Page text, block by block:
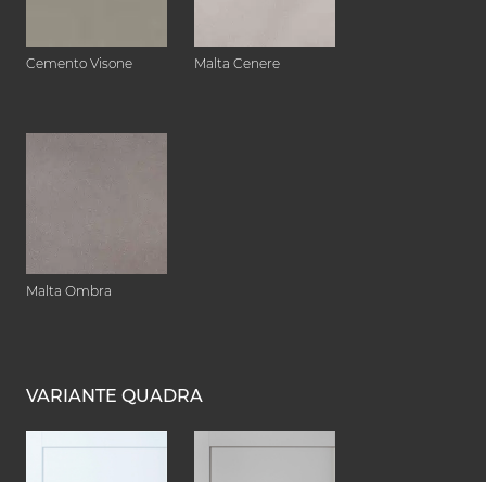
Cemento Visone Malta Cenere
Malta Ombra
VARIANTE QUADRA